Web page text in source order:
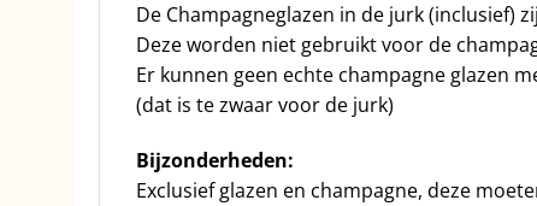
De Champagneglazen in de jurk (inclusief)
Deze worden niet gebruikt voor de
Er kunnen geen echte champagne glazen
(dat is te zwaar voor de jurk)
Bijzonderheden:
Exclusief glazen en champagne, deze